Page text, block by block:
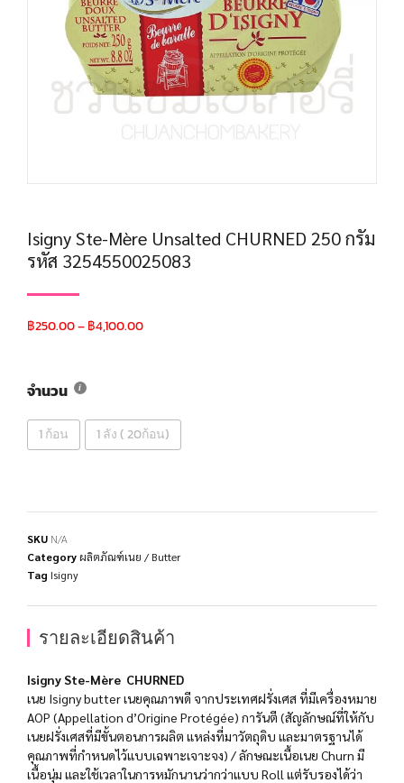
Isigny Ste-Mère Unsalted CHURNED 250 กรัม
รหัส 3254550025083
฿250.00–฿4,100.00
จำนวน
1 ก้อน 1 ลัง ( 20ก้อน)
SKU N/A
Category ผลิตภัณฑ์เนย / Butter
Tag Isigny
รายละเอียดสินค้า
Isigny Ste-Mère CHURNED
เนย Isigny butter เนยคุณภาพดี จากประเทศฝรั่งเศส ที่มีเครื่องหมาย
AOP (Appellation d’Origine Protégée) การันตี (สัญลักษณ์ที่ให้กับ
เนยฝรั่งเศสที่มีขั้นตอนการผลิต แหล่งที่มาวัตถุดิบ และมาตรฐานได้
คุณภาพที่กำหนดไว้แบบเฉพาะเจาะจง) / ลักษณะเนื้อเนย Churn มี
เนื้อนุ่ม และใช้เวลาในการหมักนานว่ากว่าแบบ Roll แต่รับรองได้ว่า